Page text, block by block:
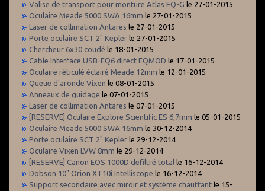
Valise de transport pour monture Atlas EQ-G le 27-01-2015
Oculaire Meade 5000 SWA 16mm le 27-01-2015
Laser de collimation Antares le 27-01-2015
Porte oculaire SCT 2" Kepler le 27-01-2015
Chercheur 6x30 coudé le 18-01-2015
Cable Interface USB-EQ6 direct EQMOD le 17-01-2015
Oculaire réticulé éclairé Meade 12mm le 12-01-2015
Queue d'aronde Vixen le 08-01-2015
Anneaux de guidage le 07-01-2015
Laser de collimation Antares le 07-01-2015
[RESERVE] Oculaire Explore Scientific ES 6,7mm le 05-01-2015
Oculaire Meade 5000 SWA 16mm le 30-12-2014
Porte oculaire SCT 2" Kepler le 29-12-2014
Oculaire Vixen LVW 8mm le 29-12-2014
[RESERVE] Canon EOS 1000D defiltré total le 16-12-2014
Dobson 10" Orion XT10i Intelliscope le 16-12-2014
Support secondaire avec miroir et système chauffant le 15-